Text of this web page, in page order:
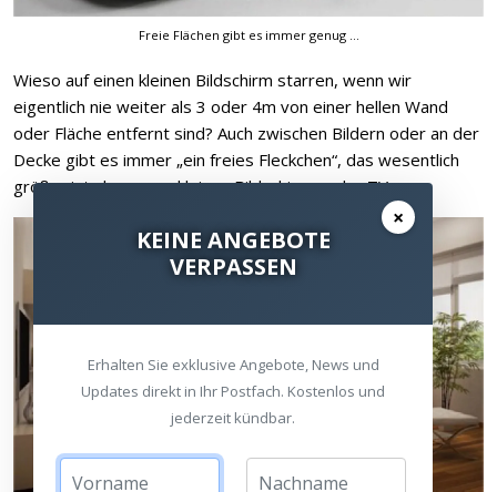
Freie Flächen gibt es immer genug …
Wieso auf einen kleinen Bildschirm starren, wenn wir
eigentlich nie weiter als 3 oder 4m von einer hellen Wand
oder Fläche entfernt sind? Auch zwischen Bildern oder an der
Decke gibt es immer „ein freies Fleckchen“, das wesentlich
größer ist als unsere kleinen Bildschirme oder TVs.
×
KEINE ANGEBOTE
VERPASSEN
Erhalten Sie exklusive Angebote, News und
Updates direkt in Ihr Postfach. Kostenlos und
jederzeit kündbar.